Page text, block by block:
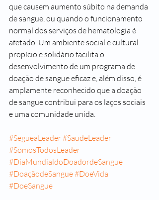
que causem aumento súbito na demanda
de sangue, ou quando o funcionamento
normal dos serviços de hematologia é
afetado. Um ambiente social e cultural
propício e solidário facilita o
desenvolvimento de um programa de
doação de sangue eficaz e, além disso, é
amplamente reconhecido que a doação
de sangue contribui para os laços sociais
e uma comunidade unida.
#SegueaLeader#SaudeLeader
#SomosTodosLeader
#DiaMundialdoDoadordeSangue
#DoaçãodeSangue#DoeVida
#DoeSangue